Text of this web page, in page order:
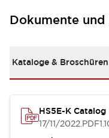
Dokumente und
Kataloge & Broschüren
HS5E-K Catalog
17/11/2022.PDF